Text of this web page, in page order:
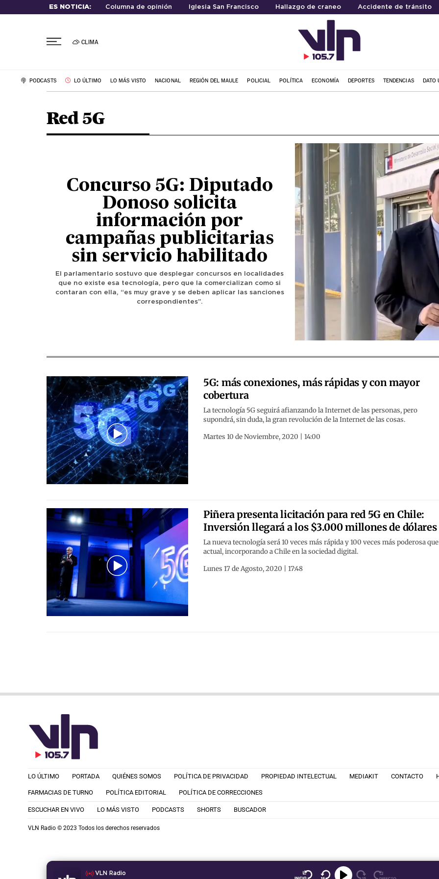
ES NOTICIA: Columna de opinión Iglesia San Francisco Hallazgo de craneo Accidente de tránsito
CLIMA
PODCASTS LO ÚLTIMO LO MÁS VISTO NACIONAL REGIÓN DEL MAULE POLICIAL POLÍTICA ECONOMÍA DEPORTES TENDENCIAS DATO
Red 5G
Concurso 5G: Diputado
Donoso solicita
información por
campañas publicitarias
sin servicio habilitado
El parlamentario sostuvo que desplegar concursos en localidades
que no existe esa tecnología, pero que la comercializan como si
contaran con ella, “es muy grave y se deben aplicar las sanciones
correspondientes”.
5G: más conexiones, más rápidas y con mayor
cobertura
La tecnología 5G seguirá afianzando la Internet de las personas, pero
supondrá, sin duda, la gran revolución de la Internet de las cosas.
Martes 10 de Noviembre, 2020 | 14:00
Piñera presenta licitación para red 5G en Chile:
Inversión llegará a los $3.000 millones de dólares
La nueva tecnología será 10 veces más rápida y 100 veces más poderosa
actual, incorporando a Chile en la sociedad digital.
Lunes 17 de Agosto, 2020 | 17:48
VLN Radio
LO ÚLTIMO PORTADA QUIÉNES SOMOS POLÍTICA DE PRIVACIDAD PROPIEDAD INTELECTUAL MEDIAKIT CONTACTO
FARMACIAS DE TURNO POLÍTICA EDITORIAL POLÍTICA DE CORRECCIONES
ESCUCHAR EN VIVO LO MÁS VISTO PODCASTS SHORTS BUSCADOR
VLN Radio © 2023 Todos los derechos reservados